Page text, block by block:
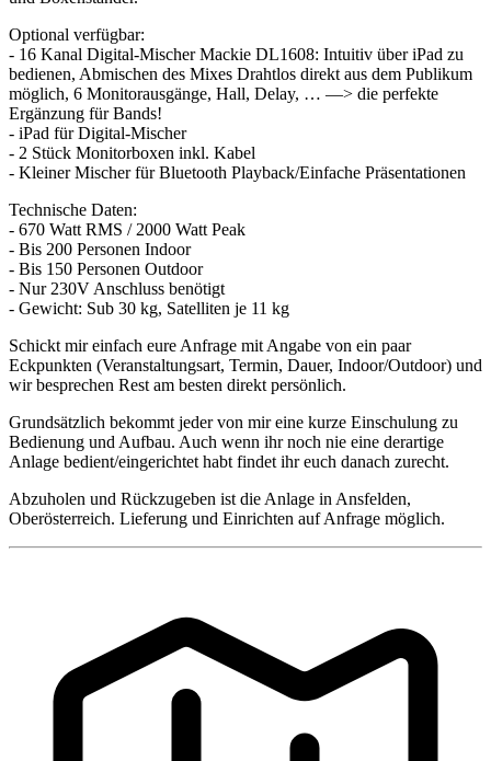
Optional verfügbar:
- 16 Kanal Digital-Mischer Mackie DL1608: Intuitiv über iPad zu
bedienen, Abmischen des Mixes Drahtlos direkt aus dem Publikum
möglich, 6 Monitorausgänge, Hall, Delay, … —> die perfekte
Ergänzung für Bands!
- iPad für Digital-Mischer
- 2 Stück Monitorboxen inkl. Kabel
- Kleiner Mischer für Bluetooth Playback/Einfache Präsentationen
Technische Daten:
- 670 Watt RMS / 2000 Watt Peak
- Bis 200 Personen Indoor
- Bis 150 Personen Outdoor
- Nur 230V Anschluss benötigt
- Gewicht: Sub 30 kg, Satelliten je 11 kg
Schickt mir einfach eure Anfrage mit Angabe von ein paar
Eckpunkten (Veranstaltungsart, Termin, Dauer, Indoor/Outdoor) und
wir besprechen Rest am besten direkt persönlich.
Grundsätzlich bekommt jeder von mir eine kurze Einschulung zu
Bedienung und Aufbau. Auch wenn ihr noch nie eine derartige
Anlage bedient/eingerichtet habt findet ihr euch danach zurecht.
Abzuholen und Rückzugeben ist die Anlage in Ansfelden,
Oberösterreich. Lieferung und Einrichten auf Anfrage möglich.